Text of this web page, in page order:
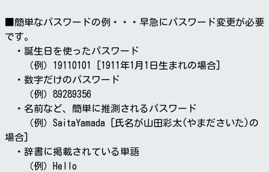
■簡単なパスワードの例・・・早急にパスワード変更が必要
です。
・誕生日を使ったパスワード
（例）19110101 [1911年1月1日生まれの場合]
・数字だけのパスワード
（例）89289356
・名前など、簡単に推測されるパスワード
（例）SaitaYamada [氏名が山田彩太(やまださいた)の
場合]
・辞書に掲載されている単語
（例）Hello